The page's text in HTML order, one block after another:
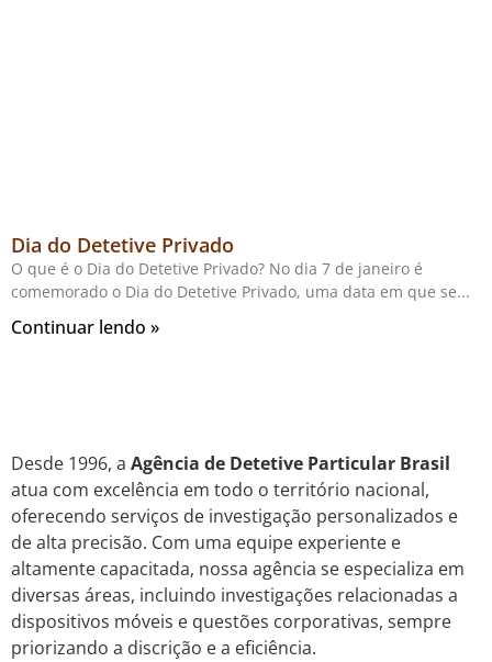
Dia do Detetive Privado
O que é o Dia do Detetive Privado? No dia 7 de janeiro é
comemorado o Dia do Detetive Privado, uma data em que se
Continuar lendo »
Desde 1996, a Agência de Detetive Particular Brasil
atua com excelência em todo o território nacional,
oferecendo serviços de investigação personalizados e
de alta precisão. Com uma equipe experiente e
altamente capacitada, nossa agência se especializa em
diversas áreas, incluindo investigações relacionadas a
dispositivos móveis e questões corporativas, sempre
priorizando a discrição e a eficiência.